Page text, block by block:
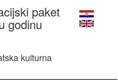
paket
godinu
kulturna